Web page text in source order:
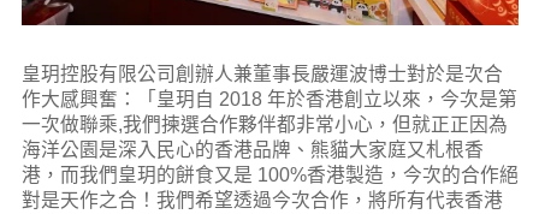
皇玥控股有限公司創辦人兼董事長嚴運波博士對於是次合
作大感興奮：「皇玥自 2018 年於香港創立以來，今次是第
一次做聯乘,我們揀選合作夥伴都非常小心，但就正正因為
海洋公園是深入民心的香港品牌、熊貓大家庭又札根香
港，而我們皇玥的餅食又是 100%香港製造，今次的合作絕
對是天作之合！我們希望透過今次合作，將所有代表香港